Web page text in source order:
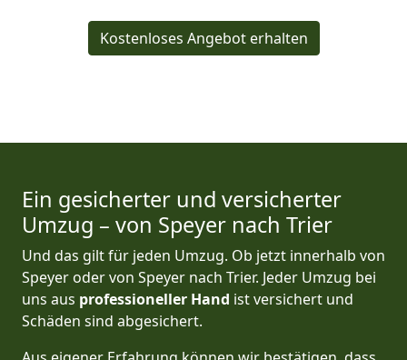
Kostenloses Angebot erhalten
Ein gesicherter und versicherter
Umzug – von Speyer nach Trier
Und das gilt für jeden Umzug. Ob jetzt innerhalb von
Speyer oder von Speyer nach Trier. Jeder Umzug bei
uns aus professioneller Hand ist versichert und
Schäden sind abgesichert.